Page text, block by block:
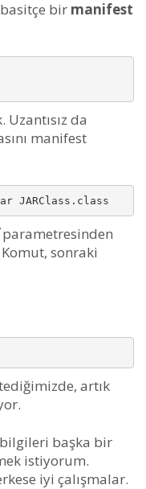
bir manifest
Uzantısız da
manifest
JARClass.class
parametresinden
sonraki
artık
başka bir
istiyorum.
iyi çalışmalar.